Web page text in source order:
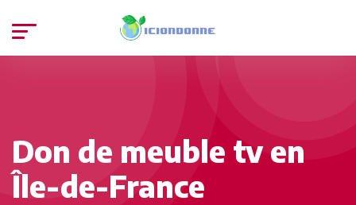
Don de meuble tv en
Île-de-France